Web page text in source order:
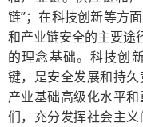
链”；在科技创新等方
和产业链安全的主要途
的理念基础。科技创
键，是安全发展和持
产业基础高级化水平
们，充分发挥社会主